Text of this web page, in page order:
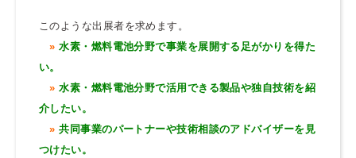
このような出展者を求めます。
»水素・燃料電池分野で事業を展開する足がかりを得た
い。
» 水素・燃料電池分野で活用できる製品や独自技術を紹
介したい。
» 共同事業のパートナーや技術相談のアドバイザーを見
つけたい。